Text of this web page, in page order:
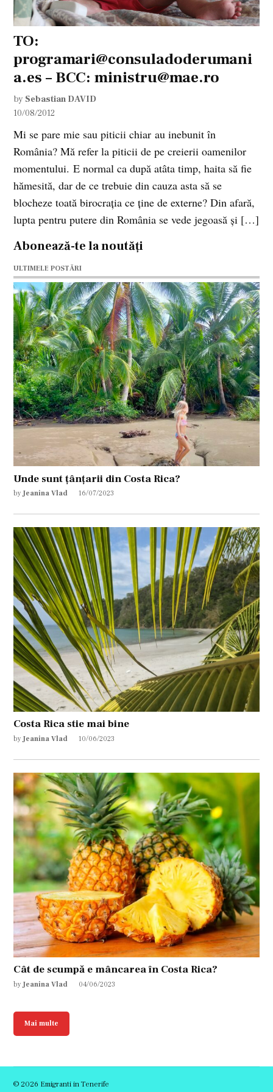
TO:
programari@consuladoderumani
a.es – BCC:ministru@mae.ro
by Sebastian DAVID
10/08/2012
Mi se pare mie sau piticii chiar au inebunit în
România? Mă refer la piticii de pe creierii oamenilor
momentului. E normal ca după atâta timp, haita să fie
hămesită, dar de ce trebuie din cauza asta să se
blocheze toată birocrația ce ține de externe? Din afară,
lupta pentru putere din România se vede jegoasă și […]
Abonează-te la noutăți
ULTIMELE POSTĂRI
Unde sunt țânțarii din Costa Rica?
by Jeanina Vlad 16/07/2023
Costa Rica stie mai bine
by Jeanina Vlad 10/06/2023
Cât de scumpă e mâncarea în Costa Rica?
by Jeanina Vlad 04/06/2023
Mai multe
© 2026 Emigranti in Tenerife